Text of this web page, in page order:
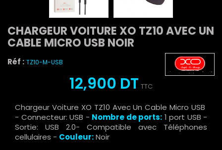
CHARGEUR VOITURE XO TZ10 AVEC UN
CABLE MICRO USB NOIR
Réf : TZ10-M-USB
12,900 DT TTC
Chargeur Voiture XO TZ10 Avec Un Cable Micro USB
- Connecteur: USB - Nombre de ports: 1 port USB -
Sortie: USB 2.0- Compatible avec Téléphones
cellulaires - Couleur:Noir